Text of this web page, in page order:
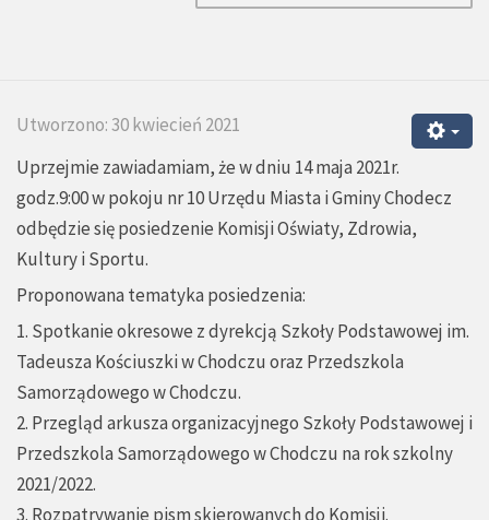
Utworzono: 30 kwiecień 2021
Uprzejmie zawiadamiam, że w dniu 14 maja 2021r.
godz.9:00 w pokoju nr 10 Urzędu Miasta i Gminy Chodecz
odbędzie się posiedzenie Komisji Oświaty, Zdrowia,
Kultury i Sportu.
Proponowana tematyka posiedzenia:
1. Spotkanie okresowe z dyrekcją Szkoły Podstawowej im.
Tadeusza Kościuszki w Chodczu oraz Przedszkola
Samorządowego w Chodczu.
2. Przegląd arkusza organizacyjnego Szkoły Podstawowej i
Przedszkola Samorządowego w Chodczu na rok szkolny
2021/2022.
3. Rozpatrywanie pism skierowanych do Komisji.